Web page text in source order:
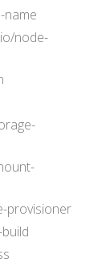
name
node-
provisioner